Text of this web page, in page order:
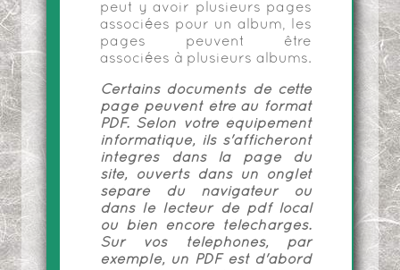
peut y avoir plusieurs pages
associées pour un album, les
pages peuvent être
associées à plusieurs albums.
Certains documents de cette
page peuvent être au format
PDF. Selon votre équipement
informatique, ils s'afficheront
intégrés dans la page du
site, ouverts dans un onglet
séparé du navigateur ou
dans le lecteur de pdf local
ou bien encore téléchargés.
Sur vos téléphones, par
exemple, un PDF est d'abord